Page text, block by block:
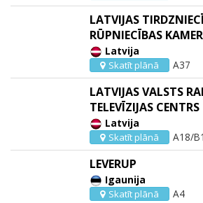
LATVIJAS
RŪPNIECĪBAS
Latvija
Skatīt plānā A37
LATVIJAS VALSTS
TELEVĪZIJAS CENTRS
Latvija
Skatīt plānā A18/
LEVERUP
Igaunija
Skatīt plānā A4